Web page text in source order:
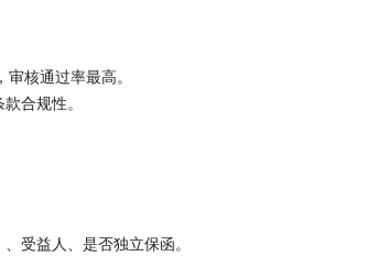
核通过率最高。
合规性。
受益人、是否独立保函。